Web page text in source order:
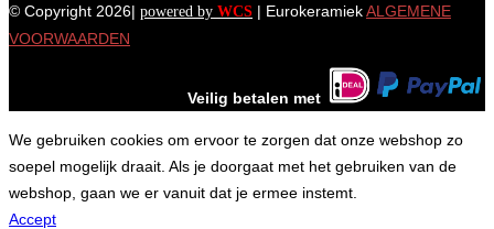
© Copyright 2026| powered by WCS | EurokeramiekALGEMENE
VOORWAARDEN
Veilig betalen met
We gebruiken cookies om ervoor te zorgen dat onze webshop zo
soepel mogelijk draait. Als je doorgaat met het gebruiken van de
webshop, gaan we er vanuit dat je ermee instemt.
Accept